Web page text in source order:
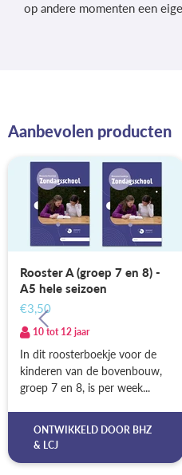
op andere momenten een
Aanbevolen producten
Rooster A (groep 7 en 8) -
A5 hele seizoen
€3,50
10 tot 12 jaar
In dit roosterboekje voor de
kinderen van de bovenbouw,
groep 7 en 8, is per week...
ONTWIKKELD DOOR BHZ
& LCJ